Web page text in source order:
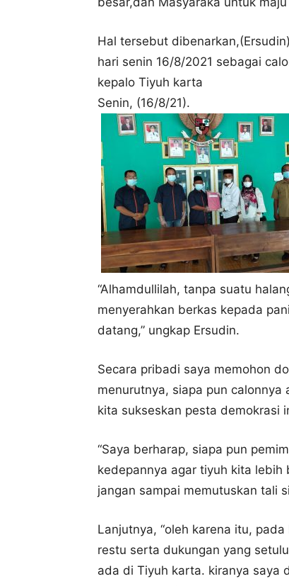
Hal tersebut
hari senin 16/8/2021 sebagai
kepalo Tiyuh karta
Senin, (16/8/21).
“Alhamdullilah, tanpa suatu
menyerahkan berkas kepada
datang,” ungkap Ersudin.
Secara pribadi saya memohon
menurutnya, siapa pun
kita sukseskan pesta demokrasi
“Saya berharap, siapa pun
kedepannya agar tiyuh kita
jangan sampai memutuskan tali
Lanjutnya, “oleh karena itu,
restu serta dukungan yang
ada di Tiyuh karta. kiranya saya